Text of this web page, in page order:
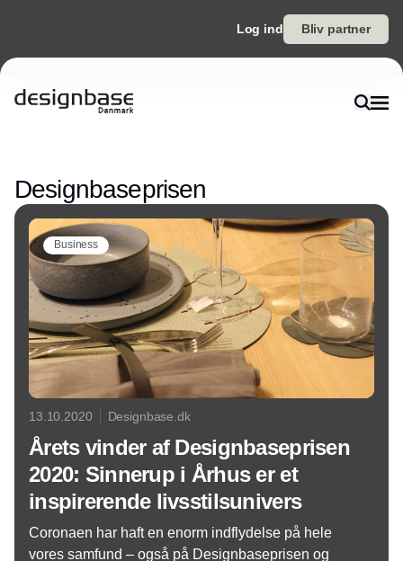
Log ind Bliv partner
Designbaseprisen
Business
13.10.2020 Designbase.dk
Årets vinder af Designbaseprisen
2020: Sinnerup i Århus er et
inspirerende livsstilsunivers
Coronaen har haft en enorm indflydelse på hele
vores samfund – også på Designbaseprisen og